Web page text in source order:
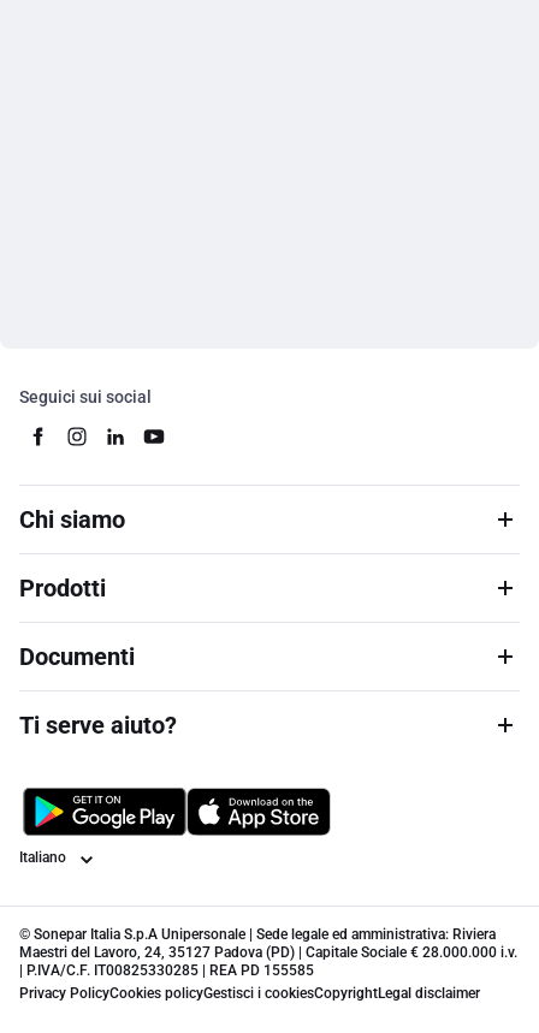
Seguici sui social
Chi siamo
Prodotti
Documenti
Ti serve aiuto?
Lingua
© Sonepar Italia S.p.A Unipersonale | Sede legale ed amministrativa: Riviera
Maestri del Lavoro, 24, 35127 Padova (PD) | Capitale Sociale € 28.000.000 i.v.
| P.IVA/C.F. IT00825330285 | REA PD 155585
Privacy PolicyCookies policyGestisci i cookiesCopyrightLegal disclaimer